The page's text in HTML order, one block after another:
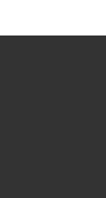
европейских,